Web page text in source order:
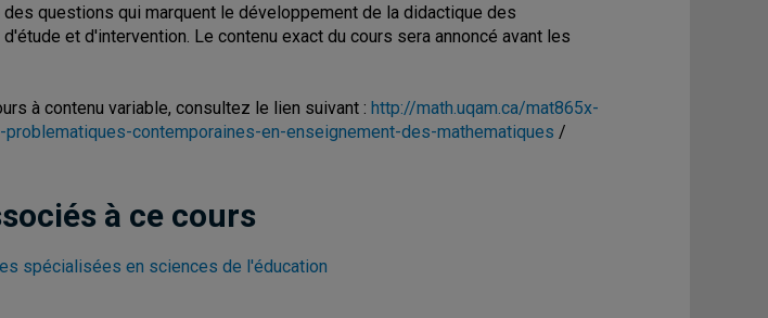
questions qui marquent le développement de la didactique des
et d'intervention. Le contenu exact du cours sera annoncé avant les
à contenu variable, consultez le lien suivant : http://math.uqam.ca/mat865x-
contemporaines-en-enseignement-des-mathematiques /
à ce cours
spécialisées en sciences de l'éducation